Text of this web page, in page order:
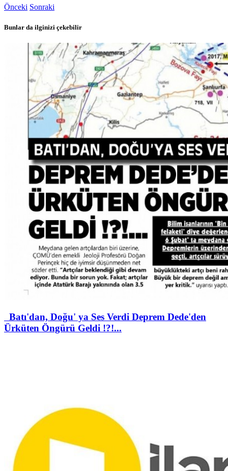
Önceki Sonraki
Bunlar da ilginizi çekebilir
Batı'dan, Doğu' ya Ses Verdi Deprem Dede'den
Ürküten Öngürü Geldi !?!...